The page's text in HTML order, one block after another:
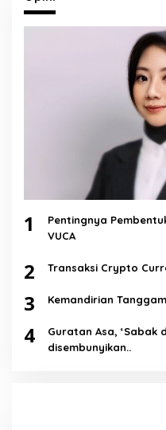
1
Pentingnya
VUCA
2 Transaksi Crypto
3 Kemandirian
4
Guratan Asa, ‘Sabak
disembunyikan..